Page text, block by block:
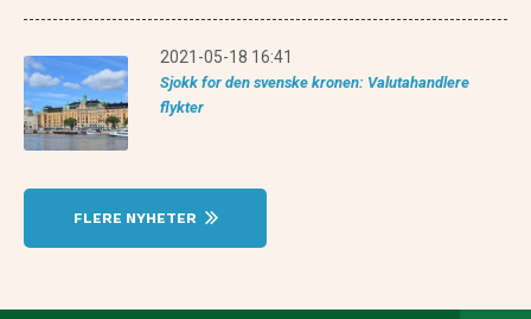
2021-05-18 16:41
Sjokk for den svenske kronen: Valutahandlere
flykter
FLERE NYHETER